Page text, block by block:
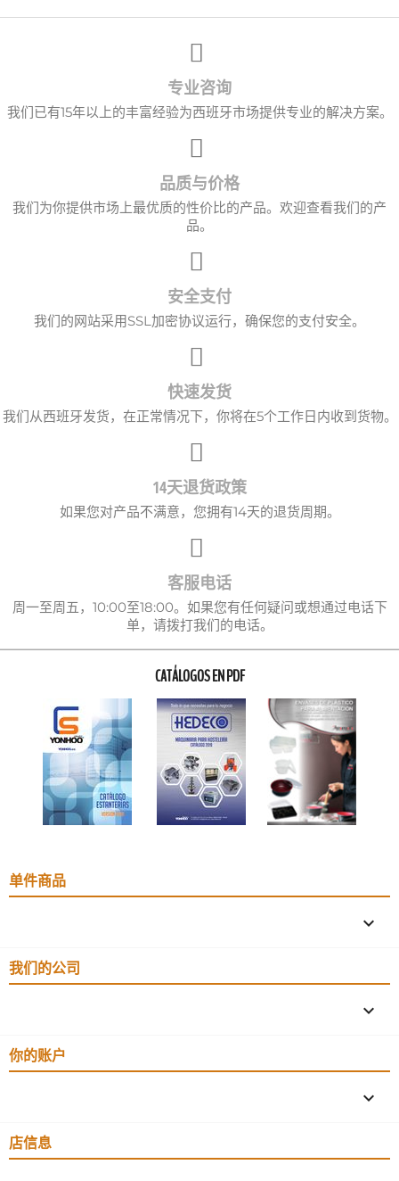
专业咨询
我们已有15年以上的丰富经验为西班牙市场提供专业的解决方案。
品质与价格
我们为你提供市场上最优质的性价比的产品。欢迎查看我们的产
品。
安全支付
我们的网站采用SSL加密协议运行，确保您的支付安全。
快速发货
我们从西班牙发货，在正常情况下，你将在5个工作日内收到货物。
14天退货政策
如果您对产品不满意，您拥有14天的退货周期。
客服电话
周一至周五，10:00至18:00。如果您有任何疑问或想通过电话下
单，请拨打我们的电话。
CATÁLOGOS EN PDF
单件商品

我们的公司

你的账户

店信息
取消